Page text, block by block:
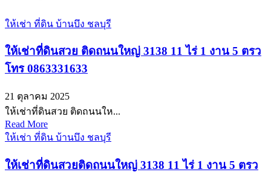
ให้เช่า ที่ดิน บ้านบึง ชลบุรี
ให้เช่าที่ดินสวย ติดถนนใหญ่ 3138 11 ไร่ 1 งาน 5 ตรว
โทร 0863331633
21 ตุลาคม 2025
ให้เช่าที่ดินสวย ติดถนนให...
Read More
ให้เช่า ที่ดิน บ้านบึง ชลบุรี
ให้เช่าที่ดินสวยติดถนนใหญ่ 3138 11 ไร่ 1 งาน 5 ตรว